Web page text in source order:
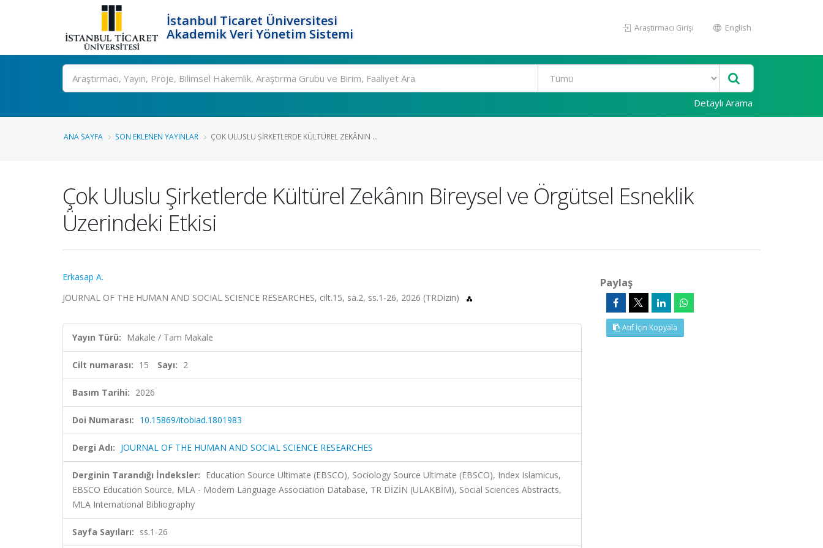
İstanbul Ticaret Üniversitesi
Akademik Veri Yönetim Sistemi
Araştırmacı Girişi English
Ara
Detaylı Arama
ANA SAYFA SON EKLENEN YAYINLAR ÇOK ULUSLU ŞIRKETLERDE KÜLTÜREL ZEKÂNIN ...
Çok Uluslu Şirketlerde Kültürel Zekânın Bireysel ve Örgütsel Esneklik
Üzerindeki Etkisi
Erkasap A.
JOURNAL OF THE HUMAN AND SOCIAL SCIENCE RESEARCHES, cilt.15, sa.2, ss.1-26, 2026 (TRDizin)
Yayın Türü: Makale / Tam Makale
Cilt numarası: 15 Sayı: 2
Basım Tarihi: 2026
Doi Numarası: 10.15869/itobiad.1801983
Dergi Adı: JOURNAL OF THE HUMAN AND SOCIAL SCIENCE RESEARCHES
Derginin Tarandığı İndeksler: Education Source Ultimate (EBSCO), Sociology Source Ultimate (EBSCO), Index Islamicus,
EBSCO Education Source, MLA - Modern Language Association Database, TR DİZİN (ULAKBİM), Social Sciences Abstracts,
MLA International Bibliography
Sayfa Sayıları: ss.1-26
Paylaş
Atıf İçin Kopyala